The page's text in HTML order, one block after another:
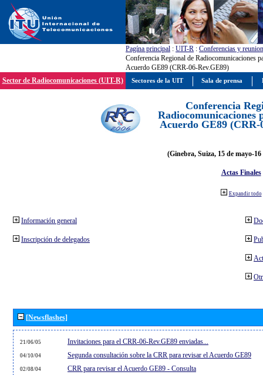
Pagína principal : UIT-R : Conferencias y
Conferencia Regional de Radiocomunicaciones
Acuerdo GE89 (CRR-06-Rev.GE89)
Sector de Radiocomunicaciones (UIT-R)
Conferencia
Radiocomunicaciones
Acuerdo GE89 (CRR-
(Ginebra, Suiza, 15 de mayo-
Actas Finales
Expandir todo
Información general
Inscripción de delegados
[Newsflashes]
21/06/05 Invitaciones para el CRR-06-Rev.GE89 enviadas...
04/10/04 Segunda consultación sobre la CRR para revisar el Acuerdo GE89
02/08/04 CRR para revisar el Acuerdo GE89 - Consulta
Sectores de la UIT Sala de prensa